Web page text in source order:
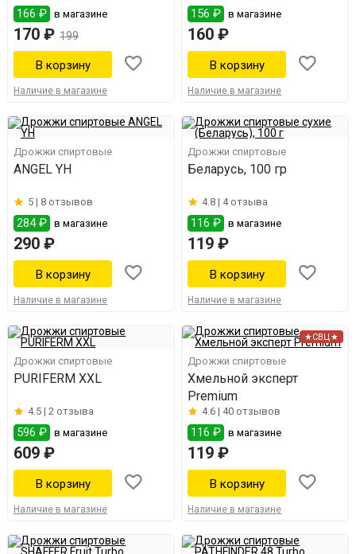
166 ₽ в магазине
170 ₽ 199
Наличие в магазине
156 ₽ в магазине
160 ₽
Наличие в магазине
Дрожжи спиртовые
ANGEL YH
5 | 8 отзывов
284 ₽ в магазине
290 ₽
Наличие в магазине
Дрожжи спиртовые
Беларусь, 100 гр
4.8 | 4 отзыва
116 ₽ в магазине
119 ₽
Наличие в магазине
Дрожжи спиртовые
PURIFERM XXL
4.5 | 2 отзыва
596 ₽ в магазине
609 ₽
Наличие в магазине
★СВЦ★
Дрожжи спиртовые
Хмельной эксперт
Premium
4.6 | 40 отзывов
116 ₽ в магазине
119 ₽
Наличие в магазине